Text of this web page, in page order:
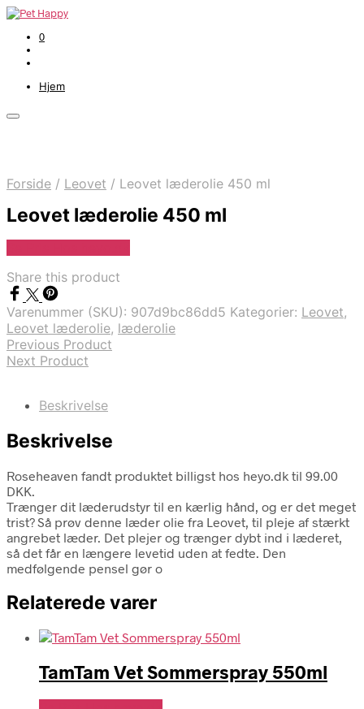
0
Hjem
Forside / Leovet / Leovet læderolie 450 ml
Leovet læderolie 450 ml
Share this product
Varenummer (SKU): 907d9bc86dd5 Kategorier: Leovet,
Leovet læderolie, læderolie
Previous Product
Next Product
Beskrivelse
Beskrivelse
Roseheaven fandt produktet billigst hos heyo.dk til 99.00
DKK.
Trænger dit læderudstyr til en kærlig hånd, og er det meget
trist? Så prøv denne læder olie fra Leovet, til pleje af stærkt
angrebet læder. Det plejer og trænger dybt ind i læderet,
så det får en længere levetid uden at fedte. Den
medfølgende pensel gør o
Relaterede varer
TamTam Vet Sommerspray 550ml